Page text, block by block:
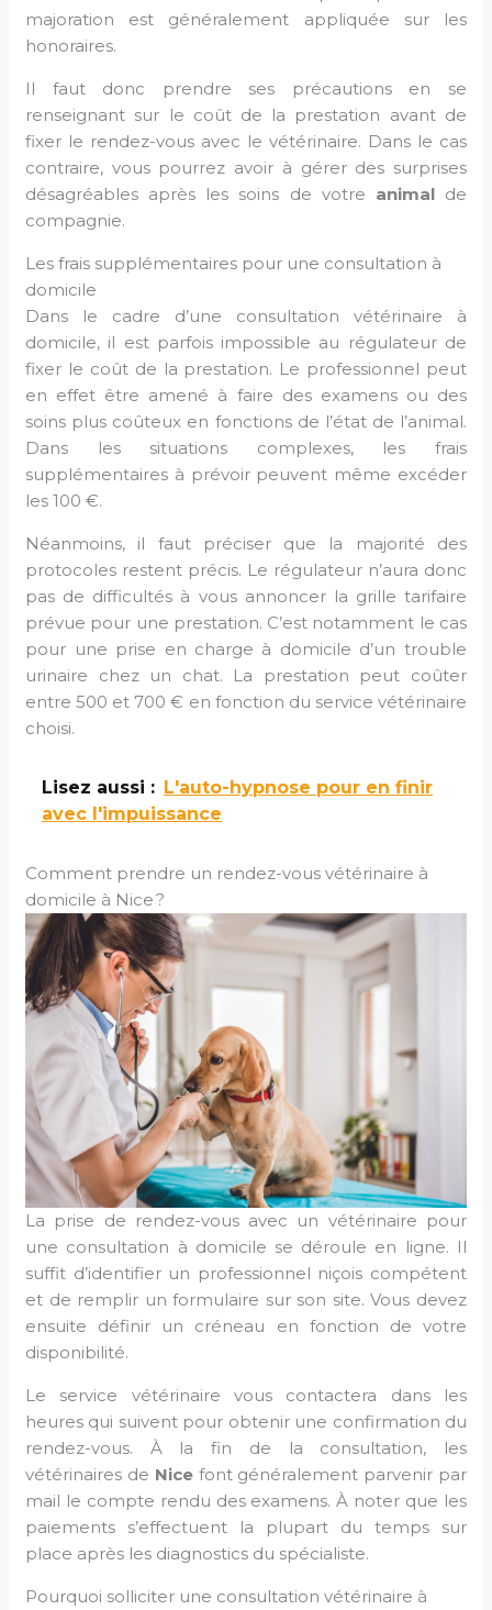
majoration est généralement appliquée sur les
honoraires.
Il faut donc prendre ses précautions en se
renseignant sur le coût de la prestation avant de
fixer le rendez-vous avec le vétérinaire. Dans le cas
contraire, vous pourrez avoir à gérer des surprises
désagréables après les soins de votre animalde
compagnie.
Les frais supplémentaires pour une consultation à
domicile
Dans le cadre d’une consultation vétérinaire à
domicile, il est parfois impossible au régulateur de
fixer le coût de la prestation. Le professionnel peut
en effet être amené à faire des examens ou des
soins plus coûteux en fonctions de l’état de l’animal.
Dans les situations complexes, les frais
supplémentaires à prévoir peuvent même excéder
les 100 €.
Néanmoins, il faut préciser que la majorité des
protocoles restent précis. Le régulateur n’aura donc
pas de difficultés à vous annoncer la grille tarifaire
prévue pour une prestation. C’est notamment le cas
pour une prise en charge à domicile d’un trouble
urinaire chez un chat. La prestation peut coûter
entre 500 et 700 € en fonction du service vétérinaire
choisi.
Lisez aussi : L'auto-hypnose pour en finir
avec l'impuissance
Comment prendre un rendez-vous vétérinaire à
domicile à Nice ?
La prise de rendez-vous avec un vétérinaire pour
une consultation à domicile se déroule en ligne. Il
suffit d’identifier un professionnel niçois compétent
et de remplir un formulaire sur son site. Vous devez
ensuite définir un créneau en fonction de votre
disponibilité.
Le service vétérinaire vous contactera dans les
heures qui suivent pour obtenir une confirmation du
rendez-vous. À la fin de la consultation, les
vétérinaires de Nicefont généralement parvenir par
mail le compte rendu des examens. À noter que les
paiements s’effectuent la plupart du temps sur
place après les diagnostics du spécialiste.
Pourquoi solliciter une consultation vétérinaire à